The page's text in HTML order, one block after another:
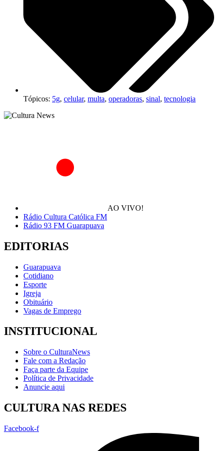
Tópicos: 5g, celular, multa, operadoras, sinal, tecnologia
AO VIVO!
Rádio Cultura Católica FM
Rádio 93 FM Guarapuava
EDITORIAS
Guarapuava
Cotidiano
Esporte
Igreja
Obituário
Vagas de Emprego
INSTITUCIONAL
Sobre o CulturaNews
Fale com a Redação
Faça parte da Equipe
Política de Privacidade
Anuncie aqui
CULTURA NAS REDES
Facebook-f